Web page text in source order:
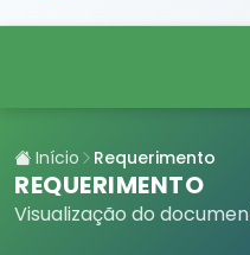
Início Requerimento
REQUERIMENTO
Visualização do